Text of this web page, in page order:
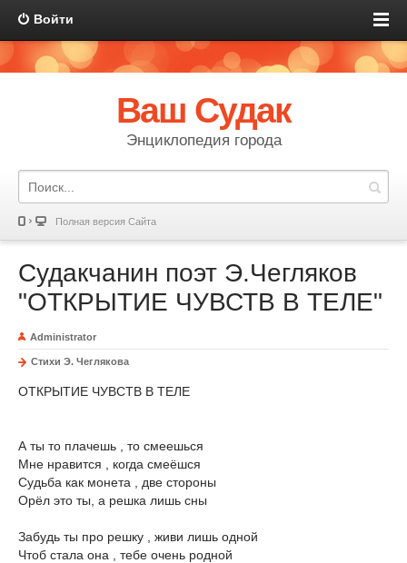
Войти
Ваш Судак
Энциклопедия города
Полная версия Сайта
Судакчанин поэт Э.Чегляков
"ОТКРЫТИЕ ЧУВСТВ В ТЕЛЕ"
Administrator
Стихи Э. Чеглякова
ОТКРЫТИЕ ЧУВСТВ В ТЕЛЕ
А ты то плачешь , то смеешься
Мне нравится , когда смеёшся
Судьба как монета , две стороны
Орёл это ты, а решка лишь сны
Забудь ты про решку , живи лишь одной
Чтоб стала она , тебе очень родной